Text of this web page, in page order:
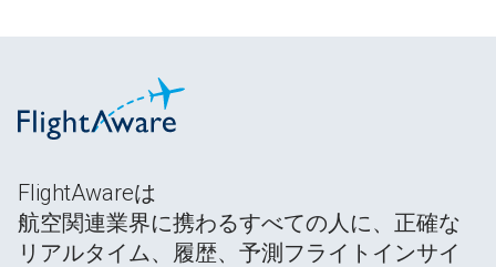
FlightAwareは
航空関連業界に携わるすべての人に、正確な
リアルタイム、履歴、予測フライトインサイ